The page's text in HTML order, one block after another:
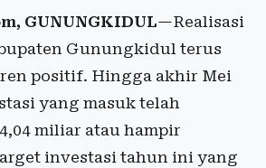
GUNUNGKIDUL—Realisasi
Gunungkidul terus
positif. Hingga akhir Mei
yang masuk telah
miliar atau hampir
investasi tahun ini yang